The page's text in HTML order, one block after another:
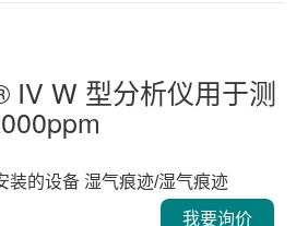
IV W 型分析仪用于测
装的设备 湿气痕迹/湿气痕迹
我要询价